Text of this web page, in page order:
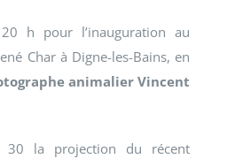
20 h pour l’inauguration au
Char à Digne-les-Bains, en
animalier Vincent
la projection du récent